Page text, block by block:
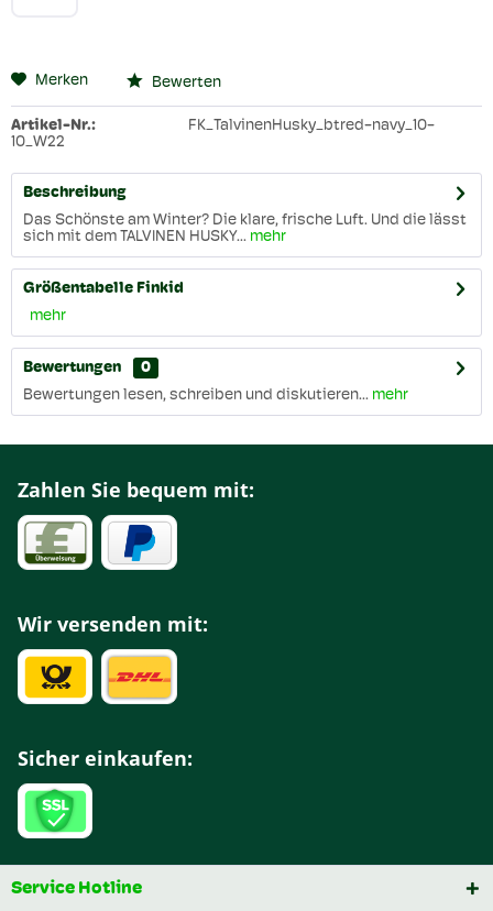
Merken Bewerten
Artikel-Nr.:
FK_TalvinenHusky_btred-navy_10-
10_W22
Beschreibung
Das Schönste am Winter? Die klare, frische Luft. Und die lässt
sich mit dem TALVINEN HUSKY... mehr
Größentabelle Finkid
mehr
Bewertungen
0
Bewertungen lesen, schreiben und diskutieren... mehr
Zahlen Sie bequem mit:
Wir versenden mit:
Sicher einkaufen:
Service Hotline